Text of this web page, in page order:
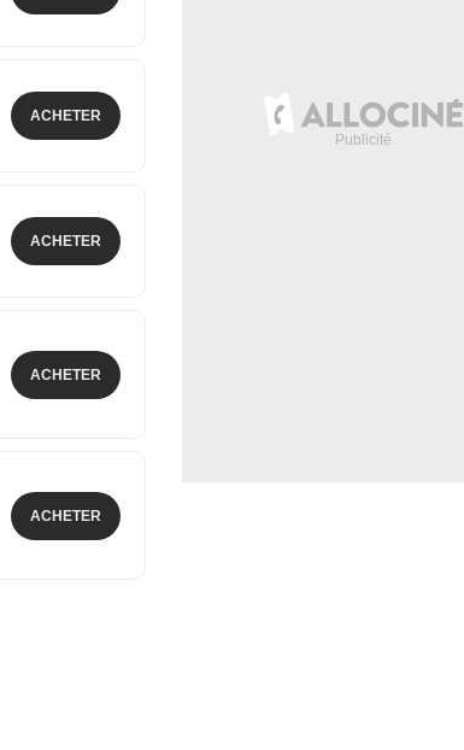
ACHETER
ACHETER
ACHETER
ACHETER